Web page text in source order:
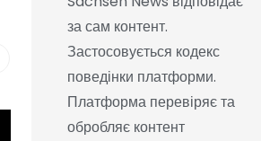
за сам контент.
Застосовується кодекс
поведінки платформи.
Платформа перевіряє та
обробляє контент